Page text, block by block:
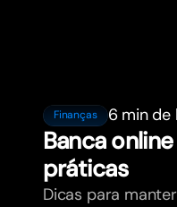
Finanças 6 min de
Banca
práticas
Dicas para